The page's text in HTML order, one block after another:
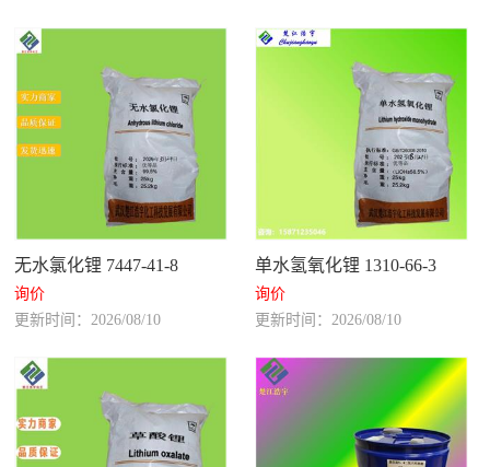
无水氯化锂 7447-41-8
询价
更新时间：2026/08/10
单水氢氧化锂 1310-66-3
询价
更新时间：2026/08/10